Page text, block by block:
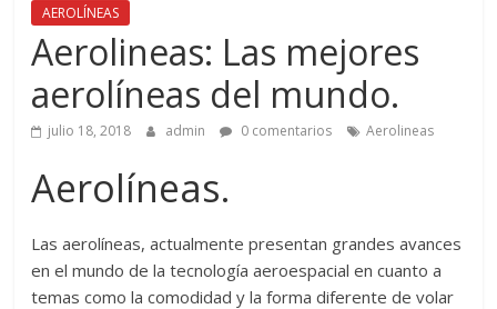
AEROLÍNEAS
Aerolineas: Las mejores
aerolíneas del mundo.
julio 18, 2018 admin 0 comentarios Aerolineas
Aerolíneas.
Las aerolíneas, actualmente presentan grandes avances
en el mundo de la tecnología aeroespacial en cuanto a
temas como la comodidad y la forma diferente de volar